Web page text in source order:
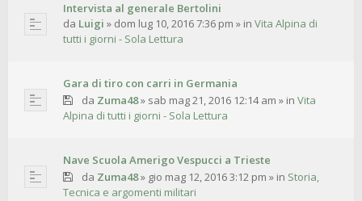
Intervista al generale Bertolini
da Luigi » dom lug 10, 2016 7:36 pm » in Vita Alpina di
tutti i giorni - Sola Lettura
Gara di tiro con carri in Germania
da Zuma48» sab mag 21, 2016 12:14 am » in Vita
Alpina di tutti i giorni - Sola Lettura
Nave Scuola Amerigo Vespucci a Trieste
da Zuma48» gio mag 12, 2016 3:12 pm » in Storia,
Tecnica e argomenti militari